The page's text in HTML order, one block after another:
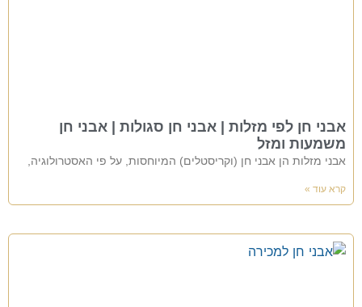
אבני חן לפי מזלות | אבני חן סגולות | אבני חן
משמעות ומזל
אבני מזלות הן אבני חן (וקריסטלים) המיוחסות, על פי האסטרולוגיה,
קרא עוד »